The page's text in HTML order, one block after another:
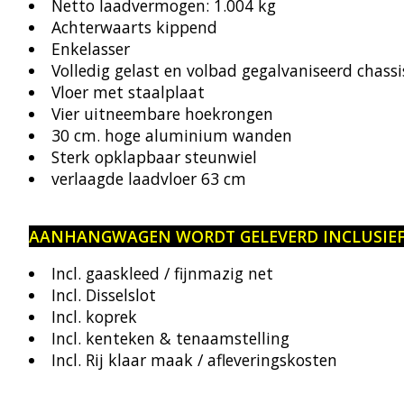
Netto laadvermogen: 1.004 kg
Achterwaarts kippend
Enkelasser
Volledig gelast en volbad gegalvaniseerd
Vloer met staalplaat
Vier uitneembare hoekrongen
30 cm. hoge aluminium wanden
Sterk opklapbaar steunwiel
verlaagde laadvloer 63 cm
AANHANGWAGEN WORDT GELEVERD
Incl. gaaskleed / fijnmazig net
Incl. Disselslot
Incl. koprek
Incl. kenteken & tenaamstelling
Incl. Rij klaar maak / afleveringskosten